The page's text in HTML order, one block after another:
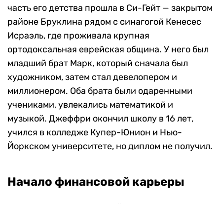
часть его детства прошла в Си-Гейт — закрытом
районе Бруклина рядом с синагогой Кенесес
Исраэль, где проживала крупная
ортодоксальная еврейская община. У него был
младший брат Марк, который сначала был
художником, затем стал девелопером и
миллионером. Оба брата были одаренными
учениками, увлекались математикой и
музыкой. Джеффри окончил школу в 16 лет,
учился в колледже Купер-Юнион и Нью-
Йоркском университете, но диплом не получил.
Начало финансовой карьеры